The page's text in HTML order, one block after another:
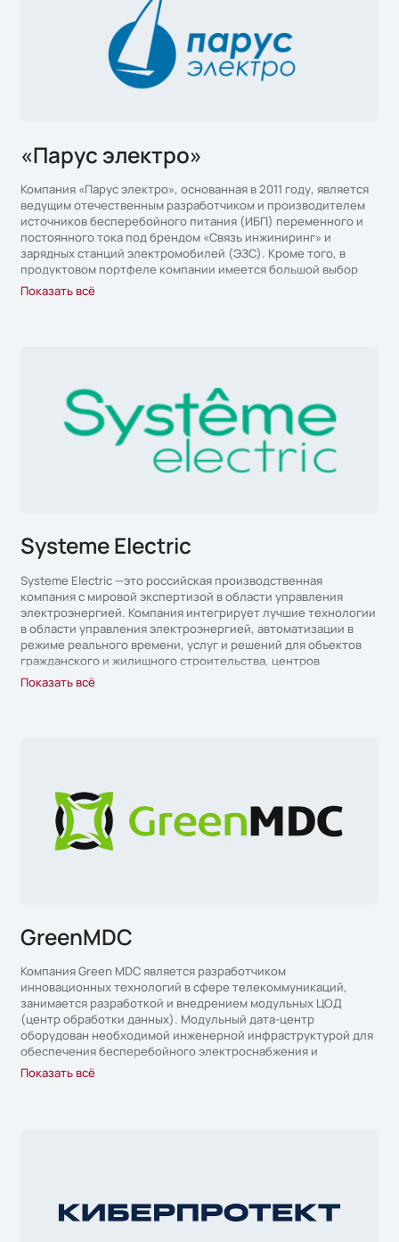
«Парус электро»
Компания «Парус электро», основанная в 2011 году, является
ведущим отечественным разработчиком и производителем
источников бесперебойного питания (ИБП) переменного и
постоянного тока под брендом «Связь инжиниринг» и
зарядных станций электромобилей (ЭЗС). Кроме того, в
продуктовом портфеле компании имеется большой выбор
аккумуляторных батарей для ИБП емкостью от 5 ~ 250 Ач и
выше для различных применений.
системе трёхступенчатого контроля качества согласно ISO
9001, что обеспечивает высокую надежность продукции,
сокращение сроков изготовления и выгодную стоимость.
Показать всё
Systeme Electric
Systeme Electric —это российская производственная
компания с мировой экспертизой в области управления
электроэнергией. Компания интегрирует лучшие технологии
в области управления электроэнергией, автоматизации в
режиме реального времени, услуг и решений для объектов
гражданского и жилищного строительства, центров
обработки данных, инфраструктуры и промышленности.
Систэм Электрик (Systeme Electric) предлагает клиентам и
Показать всё
GreenMDC
Компания Green MDC является разработчиком
инновационных технологий в сфере телекоммуникаций,
занимается разработкой и внедрением модульных ЦОД
(центр обработки данных). Модульный дата-центр
оборудован необходимой инженерной инфраструктурой для
обеспечения бесперебойного электроснабжения и
отведения тепла в соответствии со спецификациями TIER III
Показать всё